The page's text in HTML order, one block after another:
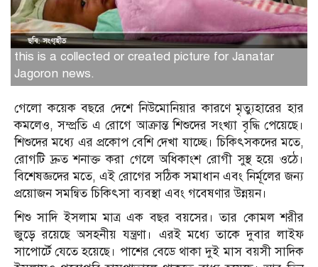
this is a collected or created picture for Janatar
Jagoron news.
গেলো কয়েক বছরে দেশে নিউমোনিয়ার কারণে মৃত্যুহারের হার
কমলেও, সম্প্রতি এ রোগে আক্রান্ত শিশুদের সংখ্যা বৃদ্ধি পেয়েছে।
শিশুদের মধ্যে এর প্রকোপ বেশি দেখা যাচ্ছে। চিকিৎসকদের মতে,
রোগটি দ্রুত শনাক্ত করা গেলে অধিকাংশ রোগী সুস্থ হয়ে ওঠে।
বিশেষজ্ঞদের মতে, এই রোগের সঠিক সমাধান এবং নির্মূলের জন্য
প্রয়োজন সমন্বিত চিকিৎসা ব্যবস্থা এবং গবেষণার উন্নয়ন।
শিশু সাদি ইসলাম মাত্র এক বছর বয়সের। তার কোমল শরীর
জুড়ে রয়েছে অসহনীয় যন্ত্রণা। এরই মধ্যে তাকে দুবার লাইফ
সাপোর্টে যেতে হয়েছে। পাশের বেডে থাকা দুই মাস বয়সী সাদিক